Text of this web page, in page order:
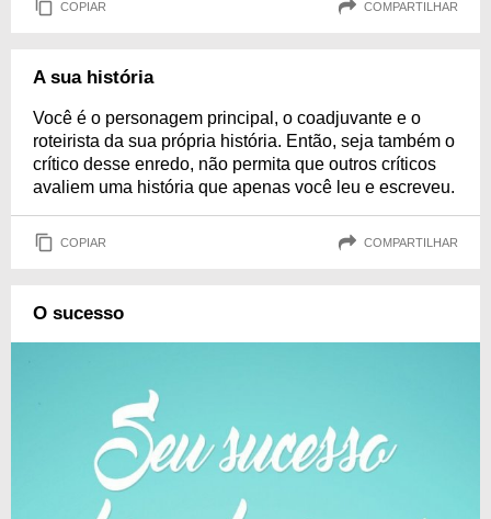
COPIAR COMPARTILHAR
A sua história
Você é o personagem principal, o coadjuvante e o
roteirista da sua própria história. Então, seja também o
crítico desse enredo, não permita que outros críticos
avaliem uma história que apenas você leu e escreveu.
COPIAR COMPARTILHAR
O sucesso